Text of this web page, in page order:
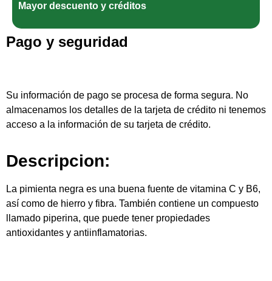
Mayor descuento y créditos
Pago y seguridad
Su información de pago se procesa de forma segura. No
almacenamos los detalles de la tarjeta de crédito ni tenemos
acceso a la información de su tarjeta de crédito.
Descripcion:
La pimienta negra es una buena fuente de vitamina C y B6,
así como de hierro y fibra. También contiene un compuesto
llamado piperina, que puede tener propiedades
antioxidantes y antiinflamatorias.